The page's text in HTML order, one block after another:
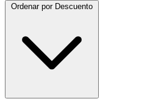
Ordenar por Descuento